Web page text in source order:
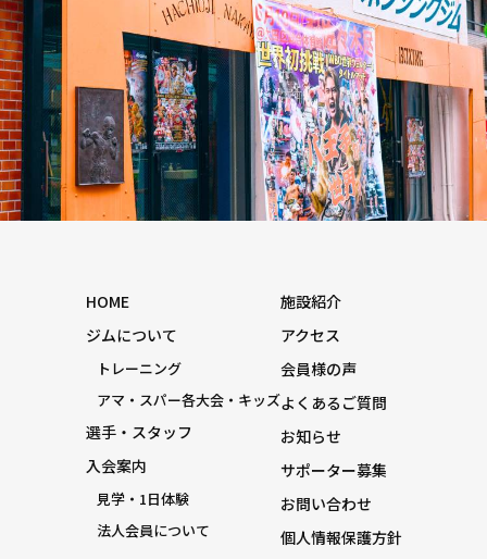
HOME
ジムについて
トレーニング
アマ・スパー各大会・キッズ
選手・スタッフ
入会案内
見学・1日体験
法人会員について
施設紹介
アクセス
会員様の声
よくあるご質問
お知らせ
サポーター募集
お問い合わせ
個人情報保護方針